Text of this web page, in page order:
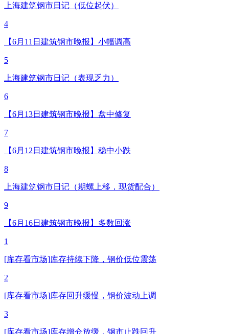
上海建筑钢市日记（低位起伏）
4
【6月11日建筑钢市晚报】小幅调高
5
上海建筑钢市日记（表现乏力）
6
【6月13日建筑钢市晚报】盘中修复
7
【6月12日建筑钢市晚报】稳中小跌
8
上海建筑钢市日记（期螺上移，现货配合）
9
【6月16日建筑钢市晚报】多数回涨
1
[库存看市场]库存持续下降，钢价低位震荡
2
[库存看市场]库存回升缓慢，钢价波动上调
3
[库存看市场]库存增仓放缓，钢市止跌回升